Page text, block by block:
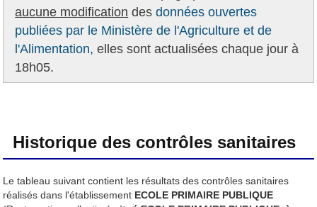
aucune modification desdonnées ouvertes
publiées par le Ministère de l'Agriculture et de
l'Alimentation, elles sont actualisées chaque jour à
18h05.
Historique des contrôles sanitaires
Le tableau suivant contient les résultats des contrôles sanitaires
réalisés dans l'établissement ECOLE PRIMAIRE PUBLIQUE